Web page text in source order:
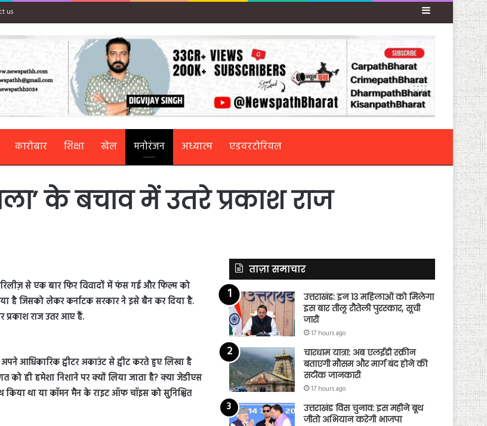
us Sidebar
कारोबार शिक्षा खेल मनोरंजन अध्यात्म एडवरटोरियल
के बचाव में उतरे प्रकाश राज
रिलीज़ से एक बार फिर विवादों में फंस गई और फिल्म को
है जिसको लेकर कर्नाटक सरकार ने इसे बैन कर दिया है.
प्रकाश राज उतर आए हैं.
आधिकारिक ट्वीटर अकाउंट से ट्वीट करते हुए लिखा है
को ही हमेशा निशाने पर क्यों लिया जाता है? क्या जेडीएस
था या कॉमन मैन के राइट ऑफ चॉइस को सुनिश्चित
ताज़ा समाचार
उत्तराखंड: इन 13 महिलाओं को मिलेगा
इस बार तीलू रौतेली पुरस्कार, सूची
जारी
17 hours ago
चारधाम यात्रा: अब एलईडी स्क्रीन
बताएगी मौसम और मार्ग बंद होने की
सटीक जानकारी
17 hours ago
उत्तराखंड विस चुनाव: इस महीने बूथ
जीतो अभियान करेगी भाजपा